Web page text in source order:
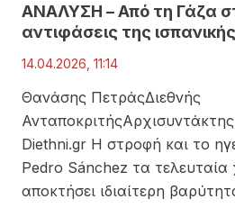
ΑΝΑΛΥΣΗ – Από τη Γάζα
αντιφάσεις της
14.04.2026, 11:14
Θανάσης ΠετράςΔιεθνής
Diethni.gr Η στροφή και το
Pedro Sánchez τα τελευταία
αποκτήσει ιδιαίτερη